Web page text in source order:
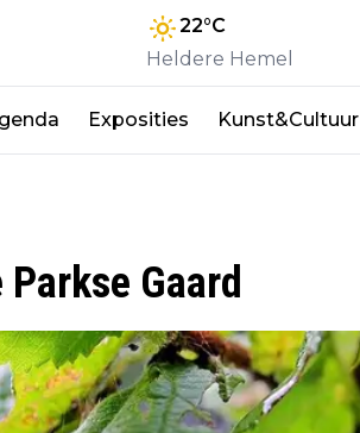
22°C
Heldere Hemel
Exposities Kunst&Cultuur
Gaard